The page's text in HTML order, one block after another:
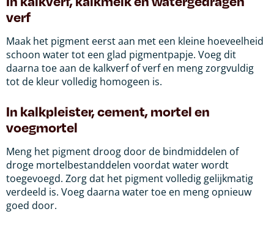
verf
Maak het pigment eerst aan met een kleine hoeveelheid
schoon water tot een glad pigmentpapje. Voeg dit
daarna toe aan de kalkverf of verf en meng zorgvuldig
tot de kleur volledig homogeen is.
In kalkpleister, cement, mortel en
voegmortel
Meng het pigment droog door de bindmiddelen of
droge mortelbestanddelen voordat water wordt
toegevoegd. Zorg dat het pigment volledig gelijkmatig
verdeeld is. Voeg daarna water toe en meng opnieuw
goed door.